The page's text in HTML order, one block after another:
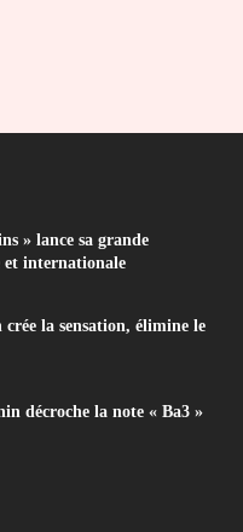
» lance sa grande
et internationale
la sensation, élimine le
décroche la note « Ba3 »